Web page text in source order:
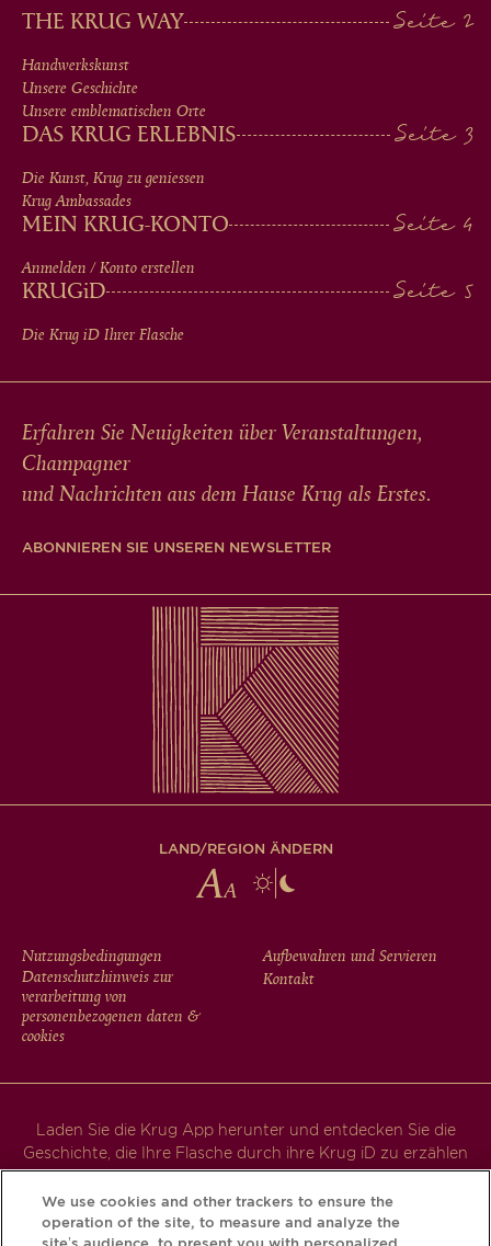
MAIN
MEN
IN
FOOTER
THE KRUG WAY
Handwerkskunst
Unsere Geschichte
Unsere emblematischen Orte
DAS KRUG ERLEBNIS
Die Kunst, Krug zu geniessen
Krug Ambassades
MEIN KRUG-KONTO
Anmelden / Konto erstellen
KRUGiD
Die Krug iD Ihrer Flasche
Erfahren Sie Neuigkeiten über Veranstaltungen,
Champagner
und Nachrichten aus dem Hause Krug als Erstes.
ABONNIEREN SIE UNSEREN NEWSLETTER
LAND/REGION ÄNDERN
FOOTER
MENU
Nutzungsbedingungen
Datenschutzhinweis zur
verarbeitung von
personenbezogenen daten &
cookies
Aufbewahren und Servieren
Kontakt
Laden Sie die Krug App herunter und entdecken Sie die
Geschichte, die Ihre Flasche durch ihre Krug iD zu erzählen
hat.
We use cookies and other trackers to ensure the
operation of the site, to measure and analyze the